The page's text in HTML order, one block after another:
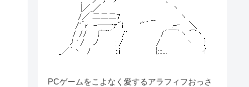
PCゲームをこよなく愛するアラフィフおっさ